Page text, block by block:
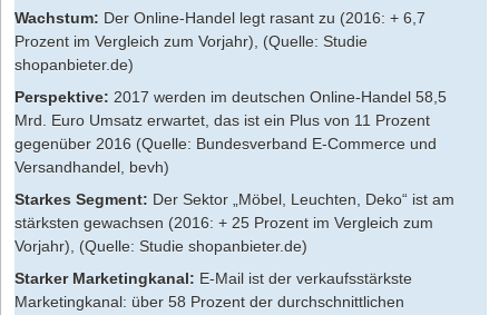
Wachstum: Der Online-Handel legt rasant zu (2016: + 6,7
Prozent im Vergleich zum Vorjahr), (Quelle: Studie
shopanbieter.de)
Perspektive: 2017 werden im deutschen Online-Handel 58,5
Mrd. Euro Umsatz erwartet, das ist ein Plus von 11 Prozent
gegenüber 2016 (Quelle: Bundesverband E-Commerce und
Versandhandel, bevh)
Starkes Segment: Der Sektor „Möbel, Leuchten, Deko“ ist am
stärksten gewachsen (2016: + 25 Prozent im Vergleich zum
Vorjahr), (Quelle: Studie shopanbieter.de)
Starker Marketingkanal: E-Mail ist der verkaufsstärkste
Marketingkanal: über 58 Prozent der durchschnittlichen